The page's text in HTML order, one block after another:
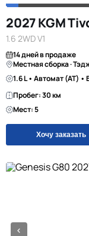
2027 KGM
1.6 2WD V1
14 дней в продаже
Местная сборка ·
1.6 L • Автомат (AT) •
Пробег: 30 км
Мест: 5
Хочу заказать